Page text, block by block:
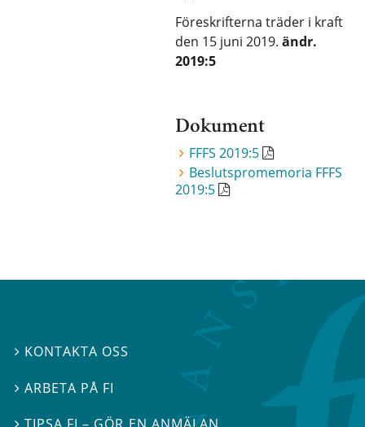
Föreskrifterna träder i kraft
den 15 juni 2019.ändr.
2019:5
Dokument
FFFS 2019:5
Beslutspromemoria FFFS
2019:5
 KONTAKTA OSS
 ARBETA PÅ FI
